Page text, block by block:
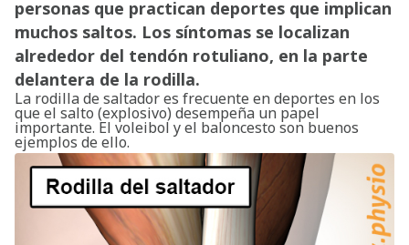
personas que practican deportes que implican
muchos saltos. Los síntomas se localizan
alrededor del tendón rotuliano, en la parte
delantera de la rodilla.
La rodilla de saltador es frecuente en deportes en los
que el salto (explosivo) desempeña un papel
importante. El voleibol y el baloncesto son buenos
ejemplos de ello.